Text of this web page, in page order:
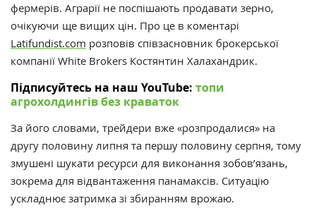
фермерів. Аграрії не поспішають продавати зерно,
очікуючи ще вищих цін. Про це в коментарі
Latifundist.com розповів співзасновник брокерської
компанії White Brokers Костянтин Халахандрик.
Підписуйтесь на наш YouTube: топи
агрохолдингів без краваток
За його словами, трейдери вже «розпродалися» на
другу половину липня та першу половину серпня, тому
змушені шукати ресурси для виконання зобов’язань,
зокрема для відвантаження панамаксів. Ситуацію
ускладнює затримка зі збиранням врожаю.